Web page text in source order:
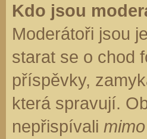
Kdo jsou
Moderátoři jsou
starat se o chod
příspěvky,
která spravují.
nepřispívali